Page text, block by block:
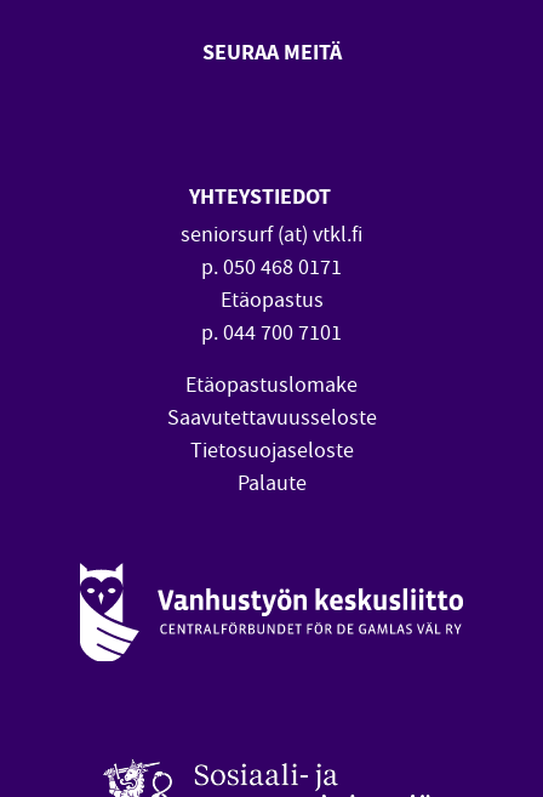
SEURAA MEITÄ
YHTEYSTIEDOT
seniorsurf (at) vtkl.fi
p. 050 468 0171
Etäopastus
p. 044 700 7101
Etäopastuslomake
Saavutettavuusseloste
Tietosuojaseloste
Palaute